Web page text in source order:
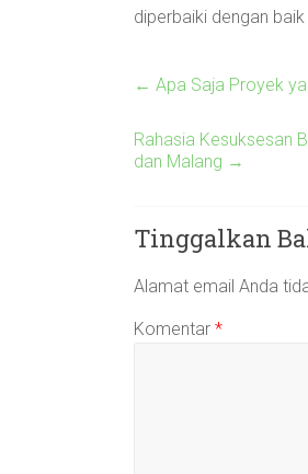
diperbaiki dengan
← Apa Saja Proyek
Rahasia Kesuksesan
dan Malang →
Tinggalkan
Alamat email Anda
Komentar *